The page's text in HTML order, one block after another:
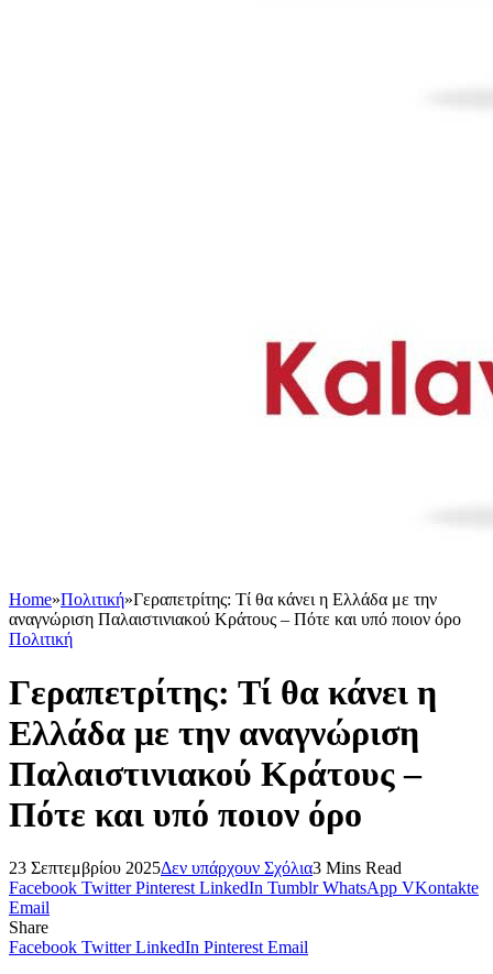
Home»Πολιτική»Γεραπετρίτης: Τί θα κάνει η Ελλάδα με την
αναγνώριση Παλαιστινιακού Κράτους – Πότε και υπό ποιον όρο
Πολιτική
Γεραπετρίτης: Τί θα κάνει η
Ελλάδα με την αναγνώριση
Παλαιστινιακού Κράτους –
Πότε και υπό ποιον όρο
23 Σεπτεμβρίου 2025Δεν υπάρχουν Σχόλια3 Mins Read
Facebook Twitter Pinterest LinkedIn Tumblr WhatsApp VKontakte
Email
Share
Facebook Twitter LinkedIn Pinterest Email